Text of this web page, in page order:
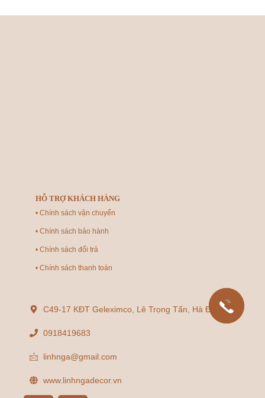
HỖ TRỢ KHÁCH HÀNG
• Chính sách vận chuyển
• Chính sách bảo hành
• Chính sách đổi trả
• Chính sách thanh toán
C49-17 KĐT Geleximco, Lê Trọng Tấn, Hà Đông
0918419683
linhnga@gmail.com
www.linhngadecor.vn